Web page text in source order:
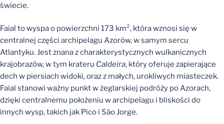
świecie.
Faial to wyspa o powierzchni 173 km², która wznosi się w
centralnej części archipelagu Azorów, w samym sercu
Atlantyku. Jest znana z charakterystycznych wulkanicznych
krajobrazów, w tym krateru Caldeira, który oferuje zapierające
dech w piersiach widoki, oraz z małych, urokliwych miasteczek.
Faial stanowi ważny punkt w żeglarskiej podróży po Azorach,
dzięki centralnemu położeniu w archipelagu i bliskości do
innych wysp, takich jak Pico i São Jorge.